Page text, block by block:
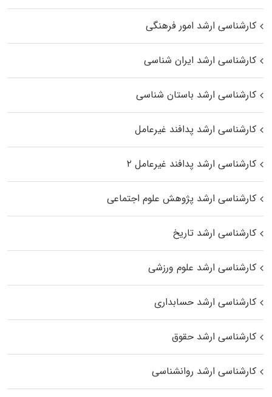
کارشناسی ارشد امور فرهنگی
کارشناسی ارشد ایران شناسی
کارشناسی ارشد باستان شناسی
کارشناسی ارشد پدافند غیرعامل
کارشناسی ارشد پدافند غیرعامل ۲
کارشناسی ارشد پژوهش علوم اجتماعی
کارشناسی ارشد تاریخ
کارشناسی ارشد علوم ورزشی
کارشناسی ارشد حسابداری
کارشناسی ارشد حقوق
کارشناسی ارشد روانشناسی